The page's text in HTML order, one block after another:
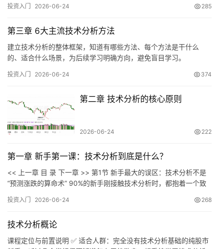
经
书
籍
主
精
财
导
航
的误区：以为指标越多越好，同时用MACD、KDJ、RSI、BOLL、
投资入门 2026-06-24 285
第三章 6大主流技术分析方法
建立技术分析的整体框架，知道有哪些方法、每个方法是干什么
的、适合什么场景，为后续学习明确方向，避免盲目学习。
投资入门 2026-06-24 374
第二章 技术分析的核心原则
2026-06-24 222
第一章 新手第一课：技术分析到底是什么？
<< 上一章 目 录 下一章 >> 第1节 新手最大的误区：技术分析不是
“预测涨跌的算命术” 90%的新手刚接触技术分析时，都抱着一个致
跌，然后天天抓涨停、赚大钱”。这是导致绝大多数新手入市即亏损
投资入门 2026-06-24 268
技术分析概论
课程定位与前置说明 ✅ 适合人群：完全没有技术分析基础的纯股市